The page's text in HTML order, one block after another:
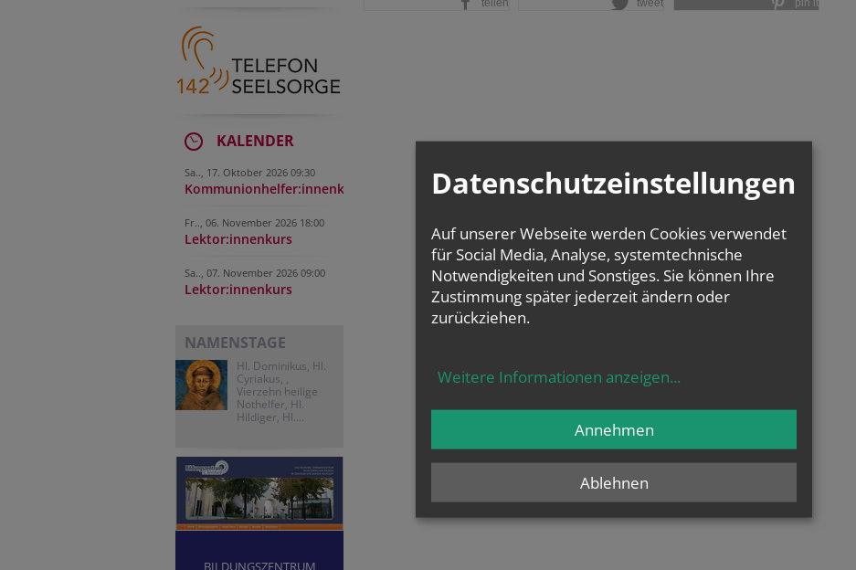
KALENDER
Sa.., 17. Oktober 2026 09:30
Kommunionhelfer:innenkurs
Fr.., 06. November 2026 18:00
Lektor:innenkurs
Sa.., 07. November 2026 09:00
Lektor:innenkurs
NAMENSTAGE
Hl. Dominikus, Hl.
Cyriakus, ,
Vierzehn heilige
Nothelfer, Hl.
Hildiger, Hl....
BILDUNGSZENTRUM
teilen tweet pin it
Datenschutzeinstellungen
Auf unserer Webseite werden Cookies verwendet
für Social Media, Analyse, systemtechnische
Notwendigkeiten und Sonstiges. Sie können Ihre
Zustimmung später jederzeit ändern oder
zurückziehen.
Weitere Informationen anzeigen...
Ablehnen
Annehmen